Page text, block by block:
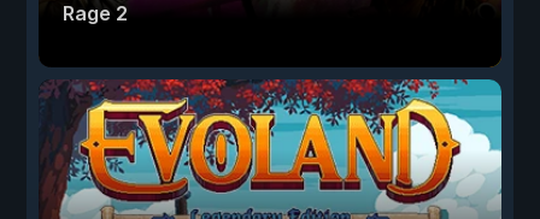
Rage 2